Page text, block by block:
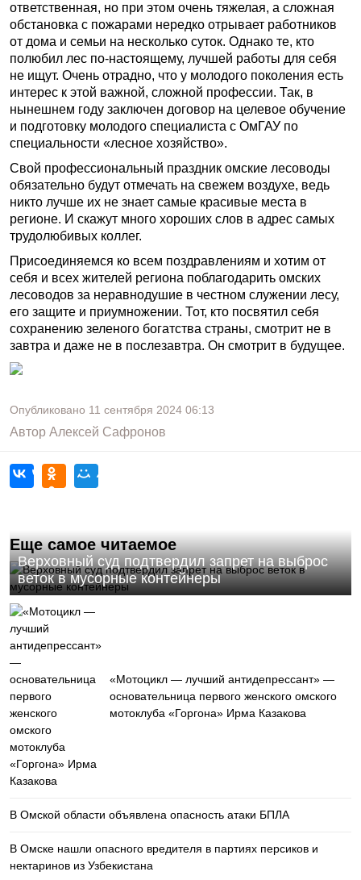
ответственная, но при этом очень тяжелая, а сложная
обстановка с пожарами нередко отрывает работников
от дома и семьи на несколько суток. Однако те, кто
полюбил лес по-настоящему, лучшей работы для себя
не ищут. Очень отрадно, что у молодого поколения есть
интерес к этой важной, сложной профессии. Так, в
нынешнем году заключен договор на целевое обучение
и подготовку молодого специалиста с ОмГАУ по
специальности «лесное хозяйство».
Свой профессиональный праздник омские лесоводы
обязательно будут отмечать на свежем воздухе, ведь
никто лучше их не знает самые красивые места в
регионе. И скажут много хороших слов в адрес самых
трудолюбивых коллег.
Присоединяемся ко всем поздравлениям и хотим от
себя и всех жителей региона поблагодарить омских
лесоводов за неравнодушие в честном служении лесу,
его защите и приумножении. Тот, кто посвятил себя
сохранению зеленого богатства страны, смотрит не в
завтра и даже не в послезавтра. Он смотрит в будущее.
Опубликовано 11 сентября 2024 06:13
Автор Алексей Сафронов
Еще самое читаемое
Верховный суд подтвердил запрет на выброс
веток в мусорные контейнеры
«Мотоцикл — лучший антидепрессант» —
основательница первого женского омского
мотоклуба «Горгона» Ирма Казакова
В Омской области объявлена опасность атаки БПЛА
В Омске нашли опасного вредителя в партиях персиков и
нектаринов из Узбекистана